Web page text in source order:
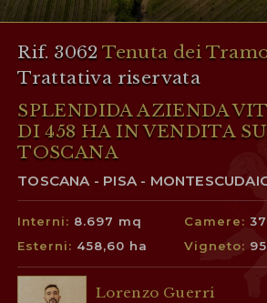
Rif. 3062Tenuta dei
Trattativa riservata
SPLENDIDA AZIENDA
DI 458 HA IN VENDITA
TOSCANA
TOSCANA - PISA -
Interni: 8.697 mq Camere:37
Esterni: 458,60 ha Vigneto:
Lorenzo Guerri